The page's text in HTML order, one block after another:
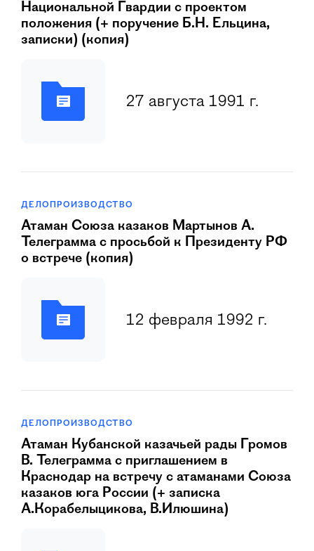
Национальной Гвардии с проектом
положения (+ поручение Б.Н. Ельцина,
записки) (копия)
27 августа 1991 г.
ДЕЛОПРОИЗВОДСТВО
Атаман Союза казаков Мартынов А.
Телеграмма с просьбой к Президенту РФ
о встрече (копия)
12 февраля 1992 г.
ДЕЛОПРОИЗВОДСТВО
Атаман Кубанской казачьей рады Громов
В. Телеграмма с приглашением в
Краснодар на встречу с атаманами Союза
казаков юга России (+ записка
А.Корабелыцикова, В.Илюшина)